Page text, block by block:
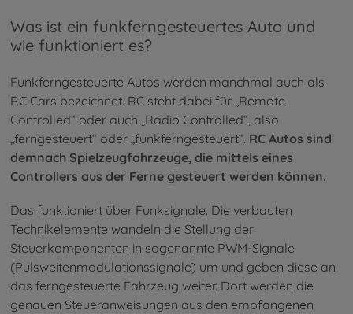
Was ist ein funkferngesteuertes Auto und
wie funktioniert es?
Funkferngesteuerte Autos werden manchmal auch als
RC Cars bezeichnet. RC steht dabei für „Remote
Controlled“ oder auch „Radio Controlled“, also
„ferngesteuert“ oder „funkferngesteuert“. RC Autos sind
demnach Spielzeugfahrzeuge, die mittels eines
Controllers aus der Ferne gesteuert werden können.
Das funktioniert über Funksignale. Die verbauten
Technikelemente wandeln die Stellung der
Steuerkomponenten in sogenannte PWM-Signale
(Pulsweitenmodulationssignale) um und geben diese an
das ferngesteuerte Fahrzeug weiter. Dort werden die
genauen Steueranweisungen aus den empfangenen